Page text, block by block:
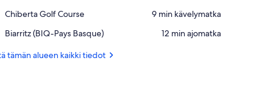
thalassoterapiakeskus
Chiberta Golf Course
Place,
Golf
‪9 min kävelymatka‬
Biarritz (BIQ-Pays Basque)
Airport,
(BIQ-
‪12 min ajomatka‬
tämän alueen kaikki tiedot